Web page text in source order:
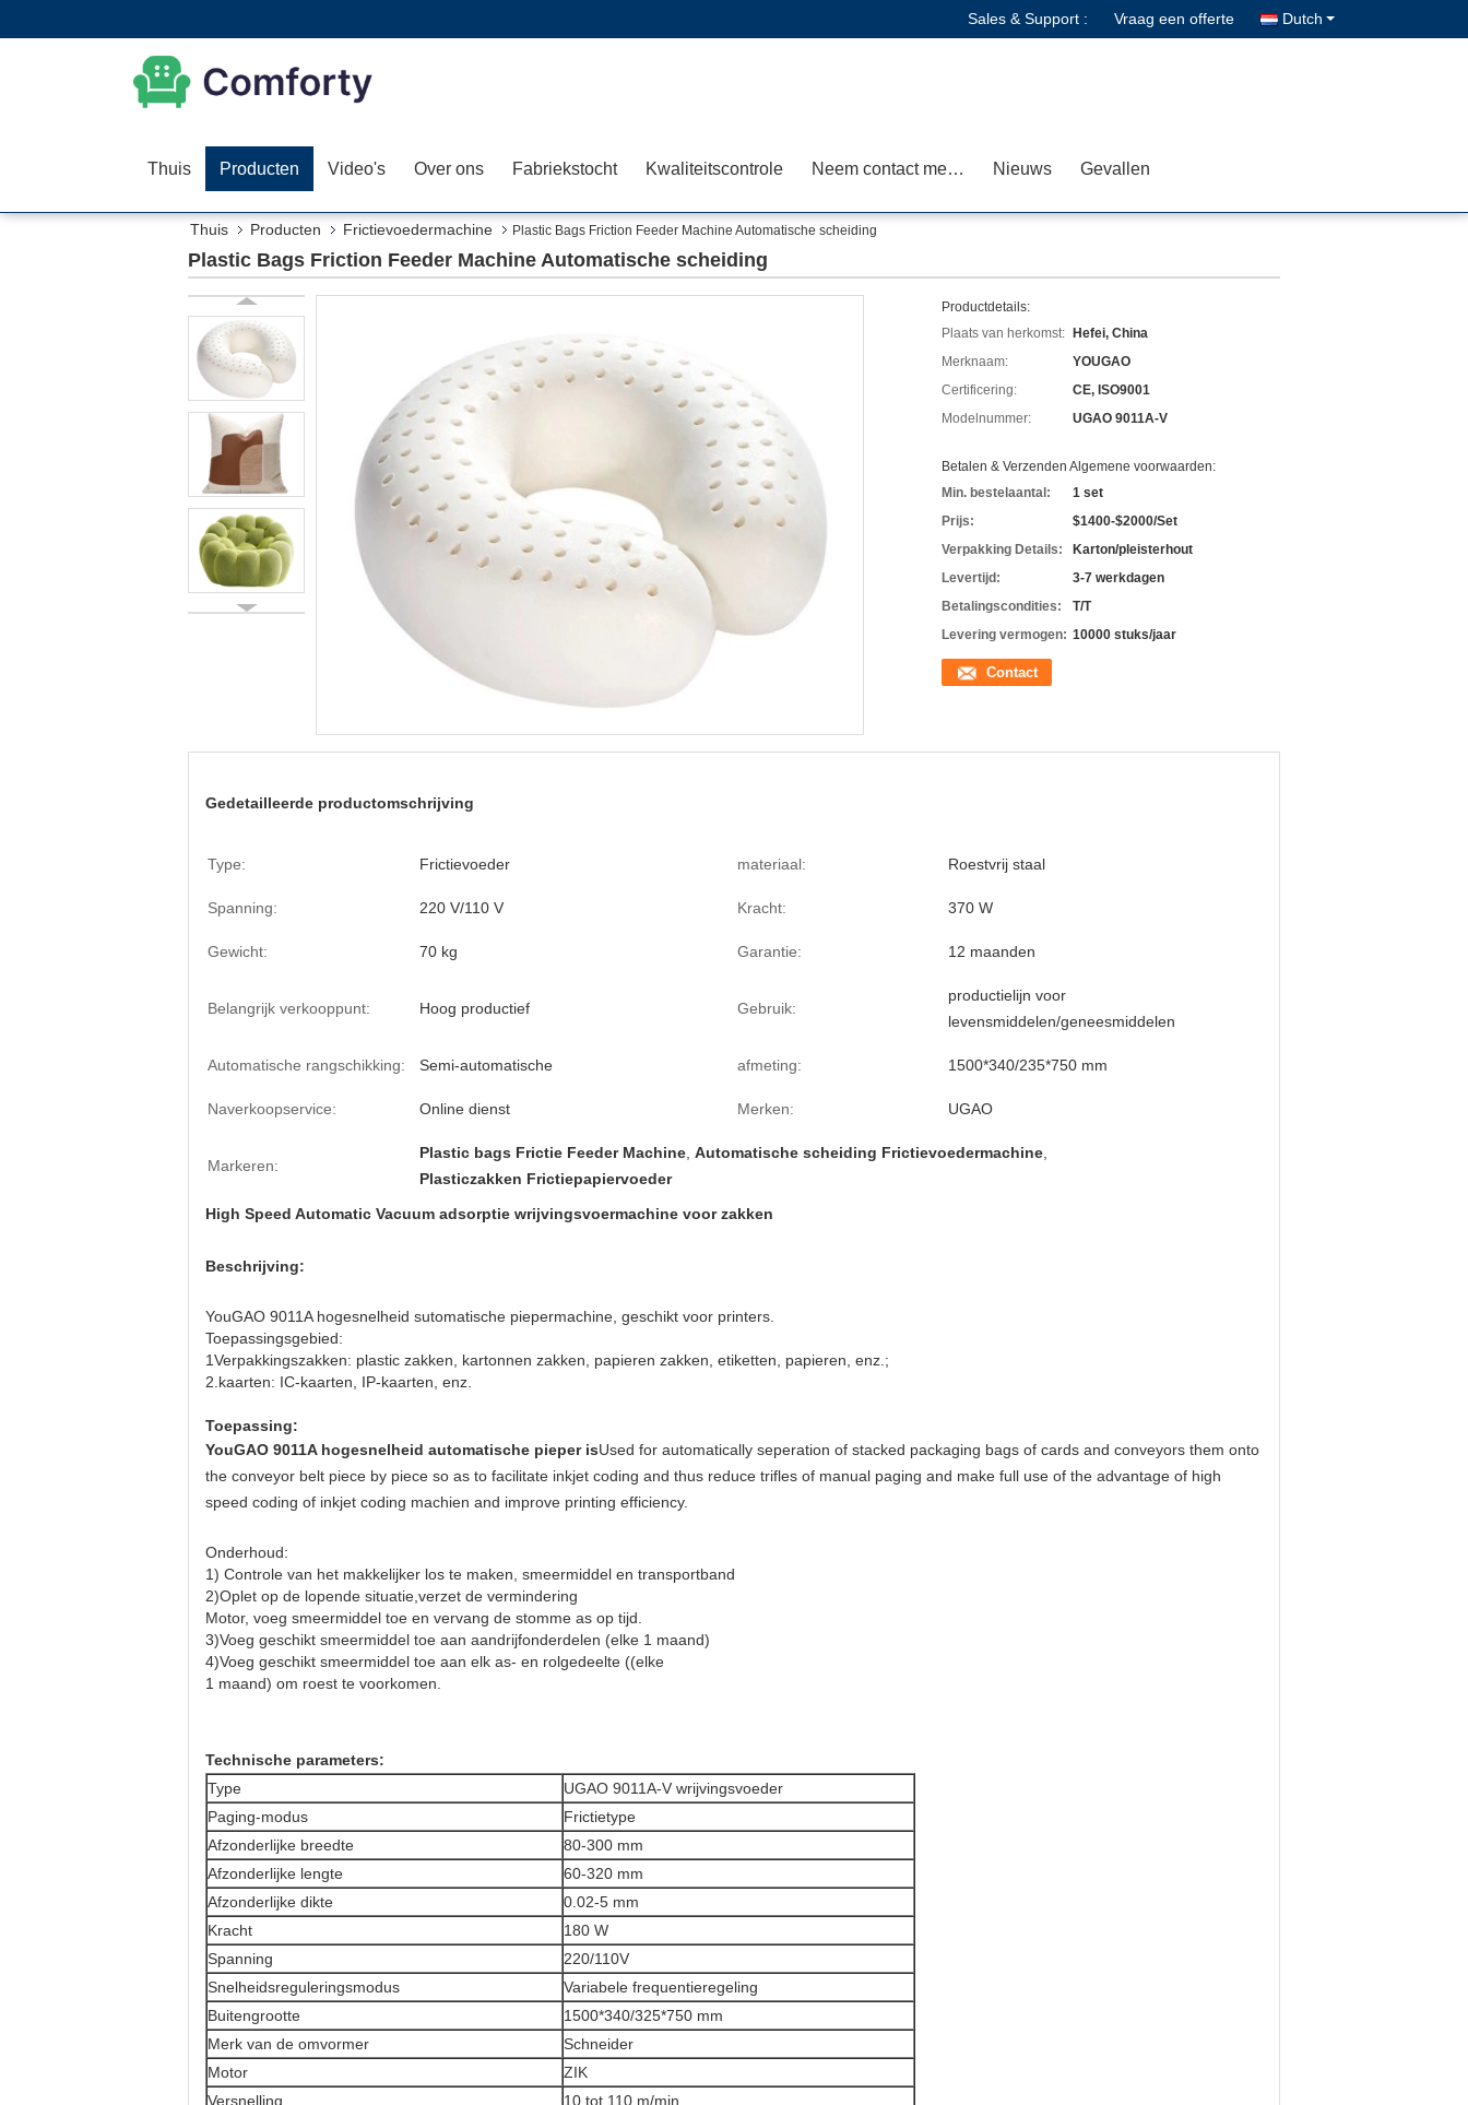
Sales & Support : Vraag een offerte Dutch
Thuis Producten Video's Over ons Fabriekstocht Kwaliteitscontrole Neem contact met ons op Nieuws Gevallen
Thuis Producten Frictievoedermachine Plastic Bags Friction Feeder Machine Automatische scheiding
Plastic Bags Friction Feeder Machine Automatische scheiding
Productdetails:
Plaats van herkomst:
Hefei, China
Merknaam:
YOUGAO
Certificering:
CE, ISO9001
Modelnummer:
UGAO 9011A-V
Betalen & Verzenden Algemene voorwaarden:
Min. bestelaantal:
1 set
Prijs:
$1400-$2000/Set
Verpakking Details:
Karton/pleisterhout
Levertijd:
3-7 werkdagen
Betalingscondities:
T/T
Levering vermogen: 10000 stuks/jaar
Contact
Gedetailleerde productomschrijving
Type: Frictievoeder materiaal: Roestvrij staal
Spanning: 220 V/110 V Kracht: 370 W
Gewicht: 70 kg Garantie: 12 maanden
Belangrijk verkooppunt: Hoog productief Gebruik:
productielijn voor
levensmiddelen/geneesmiddelen
Automatische rangschikking: Semi-automatische afmeting: 1500*340/235*750 mm
Naverkoopservice: Online dienst Merken: UGAO
Markeren:
Plastic bags Frictie Feeder Machine Automatische scheiding Frictievoedermachine
Plasticzakken Frictiepapiervoeder
High Speed Automatic Vacuum adsorptie wrijvingsvoermachine voor zakken
Beschrijving:
YouGAO 9011A hogesnelheid sutomatische piepermachine, geschikt voor printers.
Toepassingsgebied:
1Verpakkingszakken: plastic zakken, kartonnen zakken, papieren zakken, etiketten, papieren, enz.;
2.kaarten: IC-kaarten, IP-kaarten, enz.
Toepassing:
YouGAO 9011A hogesnelheid automatische pieper isUsed for automatically seperation of stacked packaging bags of cards and conveyors them onto
the conveyor belt piece by piece so as to facilitate inkjet coding and thus reduce trifles of manual paging and make full use of the advantage of high
speed coding of inkjet coding machien and improve printing efficiency.
Onderhoud:
1) Controle van het makkelijker los te maken, smeermiddel en transportband
2)Oplet op de lopende situatie,verzet de vermindering
Motor, voeg smeermiddel toe en vervang de stomme as op tijd.
3)Voeg geschikt smeermiddel toe aan aandrijfonderdelen (elke 1 maand)
4)Voeg geschikt smeermiddel toe aan elk as- en rolgedeelte ((elke
1 maand) om roest te voorkomen.
Technische parameters:
Type
UGAO 9011A-V wrijvingsvoeder
Paging-modus
Frictietype
Afzonderlijke breedte
80-300 mm
Afzonderlijke lengte
60-320 mm
Afzonderlijke dikte
0.02-5 mm
Kracht
180 W
Spanning
220/110V
Snelheidsreguleringsmodus
Variabele frequentieregeling
Buitengrootte
1500*340/325*750 mm
Merk van de omvormer
Schneider
Motor
ZIK
Versnelling
10 tot 110 m/min